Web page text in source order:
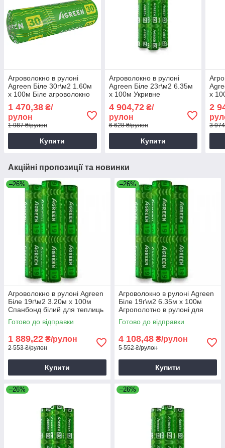
Агроволокно в рулоні
Agreen Біле 30г\м2 1.60м
х 100м Біле агроволокно
1 470,38 ₴/
рулон
1 987 ₴/рулон
Купити
Агроволокно в рулоні
Agreen Біле 23г\м2 6.35м
х 100м Укривне
4 904,72₴/
рулон
6 628 ₴/рулон
Купити
х
2
3
Акційні пропозиції та новинки
–26%
Агроволокно в рулоні Agreen
Біле 19г\м2 3.20м х 100м
Спанбонд білий для теплиць
Готово до відправки
1 889,22 ₴/рулон
2 553 ₴/рулон
Купити
–26%
Агроволокно в рулоні Agreen
Біле 19г\м2 6.35м х 100м
Агрополотно в рулоні для
городу
Готово до відправки
4 108,48 ₴/рулон
5 552 ₴/рулон
Купити
–26% –26%